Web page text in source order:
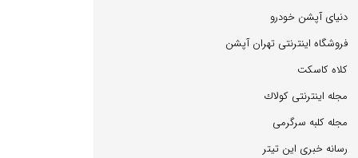
دنیای آپشن خودرو
فروشگاه اینترنتی تهران آپشن
كلاه كاسكت
مجله اینترنتی كولاك
مجله كلبه سرگرمی
رسانه خبری این تیتر